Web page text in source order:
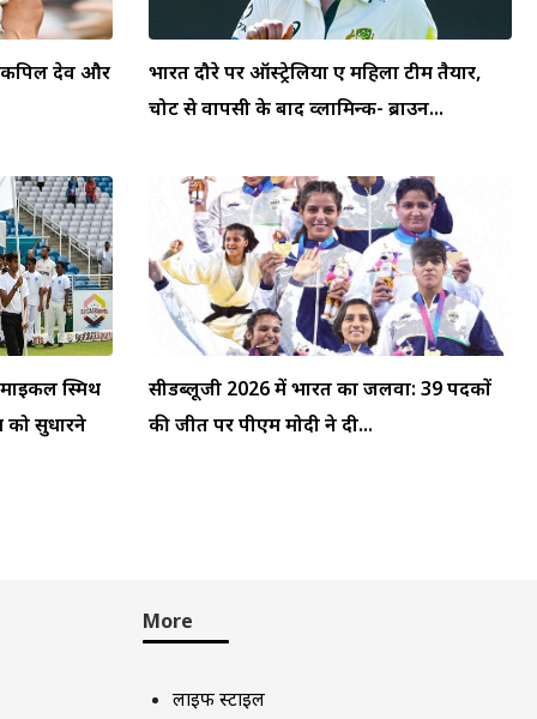
कपिल देव और
भारत दौरे पर ऑस्ट्रेलिया ए महिला टीम तैयार,
चोट से वापसी के बाद व्लामिन्क- ब्राउन...
स्मिथ
को सुधारने
सीडब्लूजी 2026 में भारत का जलवा: 39 पदकों
की जीत पर पीएम मोदी ने दी...
More
लाइफ स्टाइल